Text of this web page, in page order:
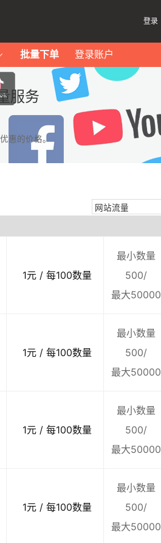
登录
批量下单 登录账户
服务
惠的价格。
1元 / 每100数量
最小数量
500/
最大50000
1元 / 每100数量
最小数量
500/
最大50000
1元 / 每100数量
最小数量
500/
最大50000
1元 / 每100数量
最小数量
500/
最大50000